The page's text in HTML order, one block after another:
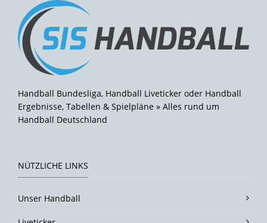
Handball Bundesliga, Handball Liveticker oder Handball
Ergebnisse, Tabellen & Spielpläne » Alles rund um
Handball Deutschland
NÜTZLICHE LINKS
Unser Handball